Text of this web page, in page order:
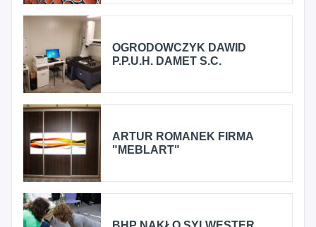
OGRODOWCZYK DAWID
P.P.U.H. DAMET S.C.
ARTUR ROMANEK FIRMA
"MEBLART"